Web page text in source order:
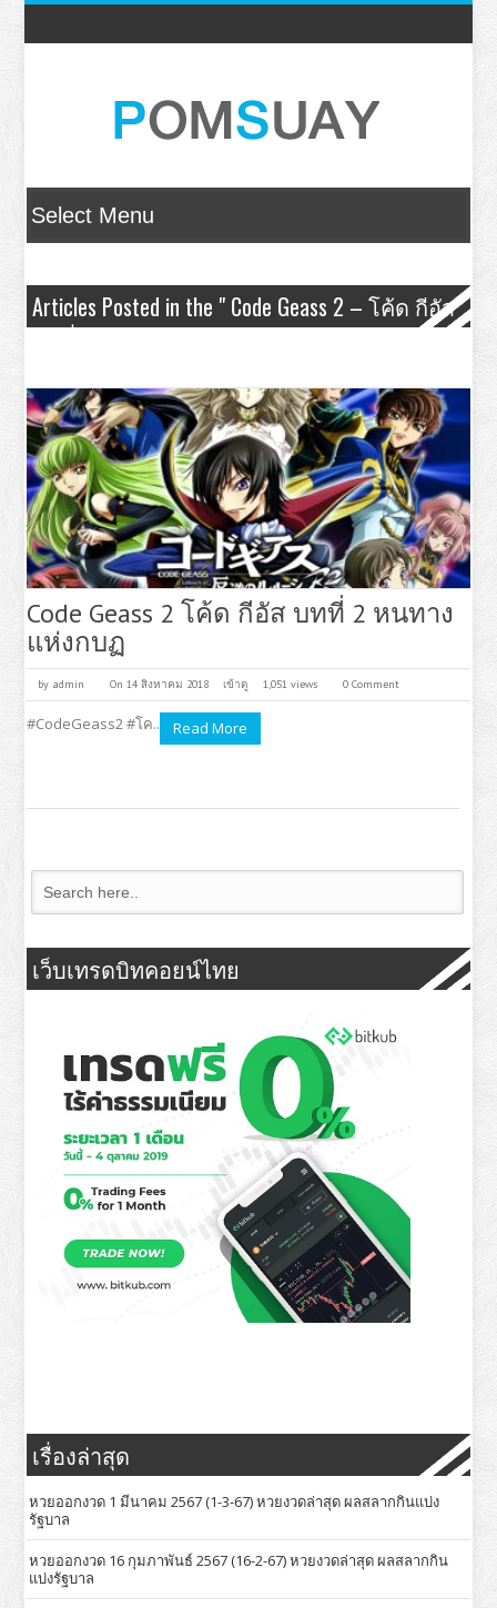
Articles Posted in the " Code Geass 2 – โค้ด กีอัส
บทที่ 2 หนทางแห่งกบฏ " Category
Code Geass 2 โค้ด กีอัส บทที่ 2 หนทาง
แห่งกบฏ
by admin On 14 สิงหาคม 2018 เข้าดู 1,051 views 0 Comment
#CodeGeass2 #โค.. Read More
เว็บเทรดบิทคอยน์ไทย
เรื่องล่าสุด
หวยออกงวด 1 มีนาคม 2567 (1-3-67) หวยงวดล่าสุด ผลสลากกินแบ่ง
รัฐบาล
หวยออกงวด 16 กุมภาพันธ์ 2567 (16-2-67) หวยงวดล่าสุด ผลสลากกิน
แบ่งรัฐบาล